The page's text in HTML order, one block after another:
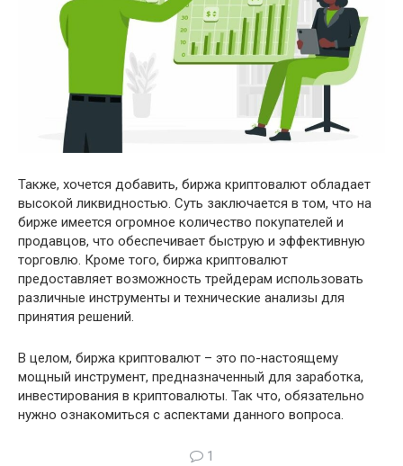
Также, хочется добавить, биржа криптовалют обладает
высокой ликвидностью. Суть заключается в том, что на
бирже имеется огромное количество покупателей и
продавцов, что обеспечивает быструю и эффективную
торговлю. Кроме того, биржа криптовалют
предоставляет возможность трейдерам использовать
различные инструменты и технические анализы для
принятия решений.
В целом, биржа криптовалют – это по-настоящему
мощный инструмент, предназначенный для заработка,
инвестирования в криптовалюты. Так что, обязательно
нужно ознакомиться с аспектами данного вопроса.
1